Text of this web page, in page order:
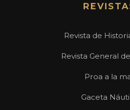
Revista de
Revista General
Proa a la
Gaceta